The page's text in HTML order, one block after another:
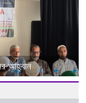
আহ্বান